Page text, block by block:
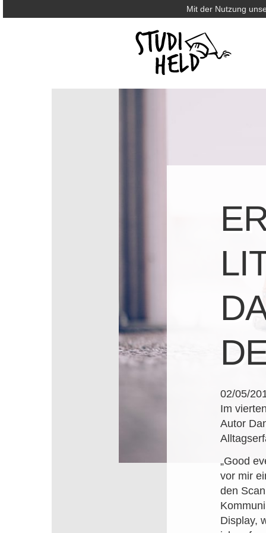
Mit der Nutzung
02/05/
Im
Autor
„Good
vor mir
den
Display,